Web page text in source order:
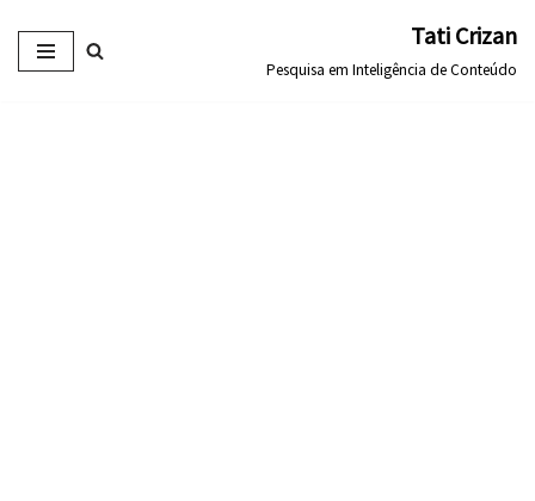
Pular
Tati Crizan
Pesquisa em Inteligência de Conteúdo